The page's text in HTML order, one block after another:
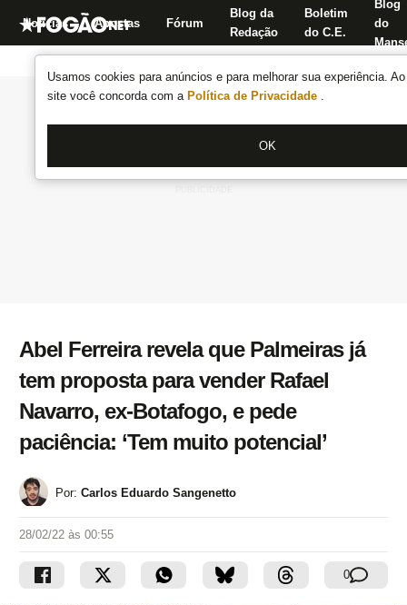
Usamos cookies para anúncios e para melhorar sua experiência.
site você concorda com a Política de Privacidade .
OK
Notícias Apostas Fórum
Blog da
Redação
Boletim
do C.E.
Blog
do
Abel Ferreira revela que Palmeiras já
tem proposta para vender Rafael
Navarro, ex-Botafogo, e pede
paciência: ‘Tem muito potencial’
Por: Carlos Eduardo Sangenetto
28/02/22 às 00:55
0